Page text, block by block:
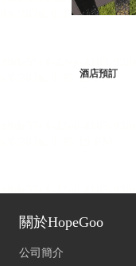
酒店預訂
關於HopeGoo
公司簡介